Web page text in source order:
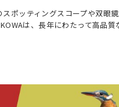
ポッティングスコープや双眼
は、長年にわたって高品質